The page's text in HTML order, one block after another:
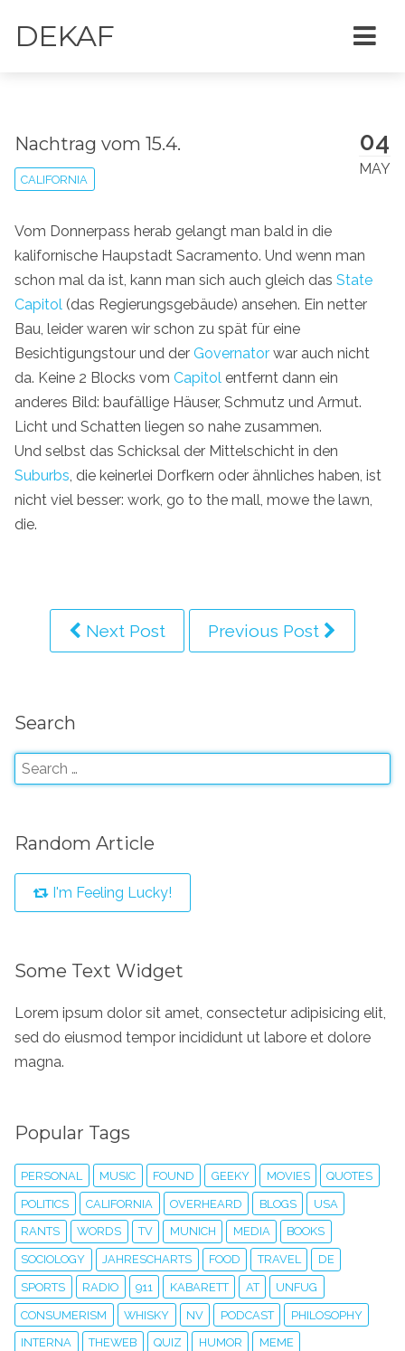
DEKAF
04
MAY
Nachtrag vom 15.4.
CALIFORNIA
Vom Donnerpass herab gelangt man bald in die
kalifornische Haupstadt Sacramento. Und wenn man
schon mal da ist, kann man sich auch gleich das State
Capitol (das Regierungsgebäude) ansehen. Ein netter
Bau, leider waren wir schon zu spät für eine
Besichtigungstour und der Governator war auch nicht
da. Keine 2 Blocks vom Capitol entfernt dann ein
anderes Bild: baufällige Häuser, Schmutz und Armut.
Licht und Schatten liegen so nahe zusammen.
Und selbst das Schicksal der Mittelschicht in den
Suburbs , die keinerlei Dorfkern oder ähnliches haben, ist
nicht viel besser: work, go to the mall, mowe the lawn,
die.
Next Post Previous Post
Search
Random Article
I'm Feeling Lucky!
Some Text Widget
Lorem ipsum dolor sit amet, consectetur adipisicing elit,
sed do eiusmod tempor incididunt ut labore et dolore
magna.
Popular Tags
PERSONAL MUSIC FOUND GEEKY MOVIES QUOTES
POLITICS CALIFORNIA OVERHEARD BLOGS USA
RANTS WORDS TV MUNICH MEDIA BOOKS
SOCIOLOGY JAHRESCHARTS FOOD TRAVEL DE
SPORTS RADIO 911 KABARETT AT UNFUG
CONSUMERISM WHISKY NV PODCAST PHILOSOPHY
INTERNA THEWEB QUIZ HUMOR MEME